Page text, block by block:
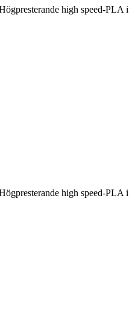
high speed-PLA i
high speed-PLA i